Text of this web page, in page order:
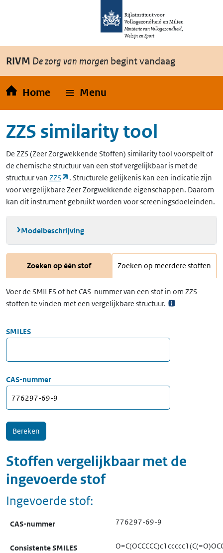
Overslaan en naar de inhoud gaan
Rijksinstituut voor
Volksgezondheid en Milieu
Ministerie van Volksgezondheid,
Welzijn en Sport
RIVM De zorg van morgen begint vandaag
Home Menu
ZZS similarity tool
De ZZS (Zeer Zorgwekkende Stoffen) similarity tool voorspelt of
de chemische structuur van een stof vergelijkbaar is met de
structuur van ZZS (opent in een nieuw tabblad)
. Structurele gelijkenis kan een indicatie zijn
voor vergelijkbare Zeer Zorgwekkende eigenschappen. Daarom
kan dit instrument gebruikt worden voor screeningsdoeleinden.
Modelbeschrijving
Zoeken op één stof Zoeken op meerdere stoffen
Voer de SMILES of het CAS-nummer van een stof in om ZZS-
stoffen te vinden met een vergelijkbare structuur.
SMILES
CAS-nummer
Stoffen vergelijkbaar met de
ingevoerde stof
Ingevoerde stof:
CAS-nummer 776297-69-9
Consistente SMILES